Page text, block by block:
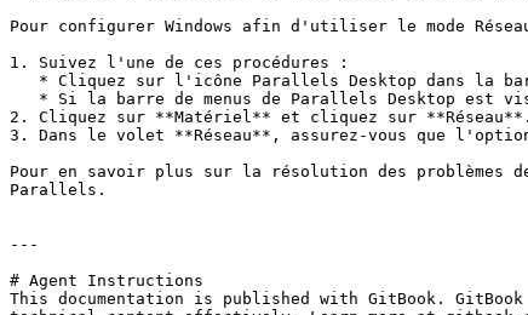
Pour configurer Windows afin d'utiliser le mode
1. Suivez l'une de ces procédures :
2. Cliquez sur **Matériel** et cliquez sur **Réseau**.
3. Dans le volet **Réseau**, assurez-vous que
Pour en savoir plus sur la résolution des problèmes
Parallels.
---
# Agent Instructions
This documentation is published with GitBook.